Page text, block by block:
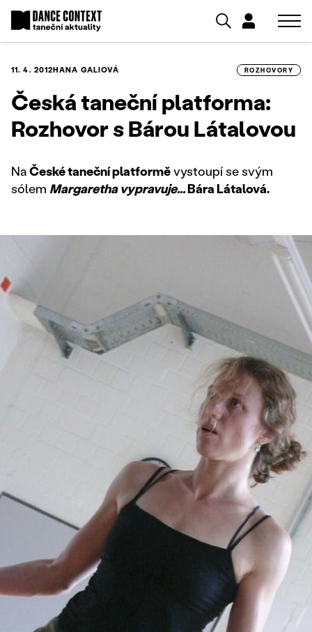
11. 4. 2012HANA GALIOVÁ ROZHOVORY
Česká taneční platforma:
Rozhovor s Bárou Látalovou
NaČeské taneční platforměvystoupí se svým
sólem Margaretha vypravuje...Bára Látalová.